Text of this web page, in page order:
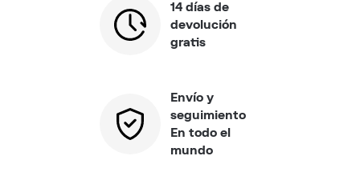
14 días de
devolución
gratis
Envío y
seguimiento
En todo el
mundo